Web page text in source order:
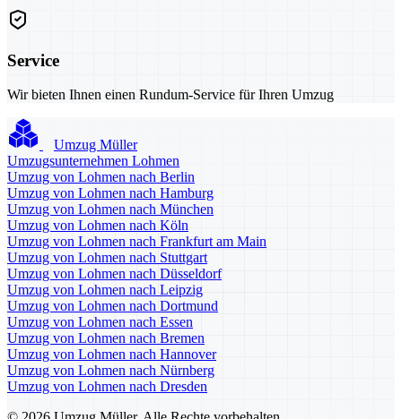
Service
Wir bieten Ihnen einen Rundum-Service für Ihren Umzug
Umzug Müller
Umzugsunternehmen Lohmen
Umzug von Lohmen nach Berlin
Umzug von Lohmen nach Hamburg
Umzug von Lohmen nach München
Umzug von Lohmen nach Köln
Umzug von Lohmen nach Frankfurt am Main
Umzug von Lohmen nach Stuttgart
Umzug von Lohmen nach Düsseldorf
Umzug von Lohmen nach Leipzig
Umzug von Lohmen nach Dortmund
Umzug von Lohmen nach Essen
Umzug von Lohmen nach Bremen
Umzug von Lohmen nach Hannover
Umzug von Lohmen nach Nürnberg
Umzug von Lohmen nach Dresden